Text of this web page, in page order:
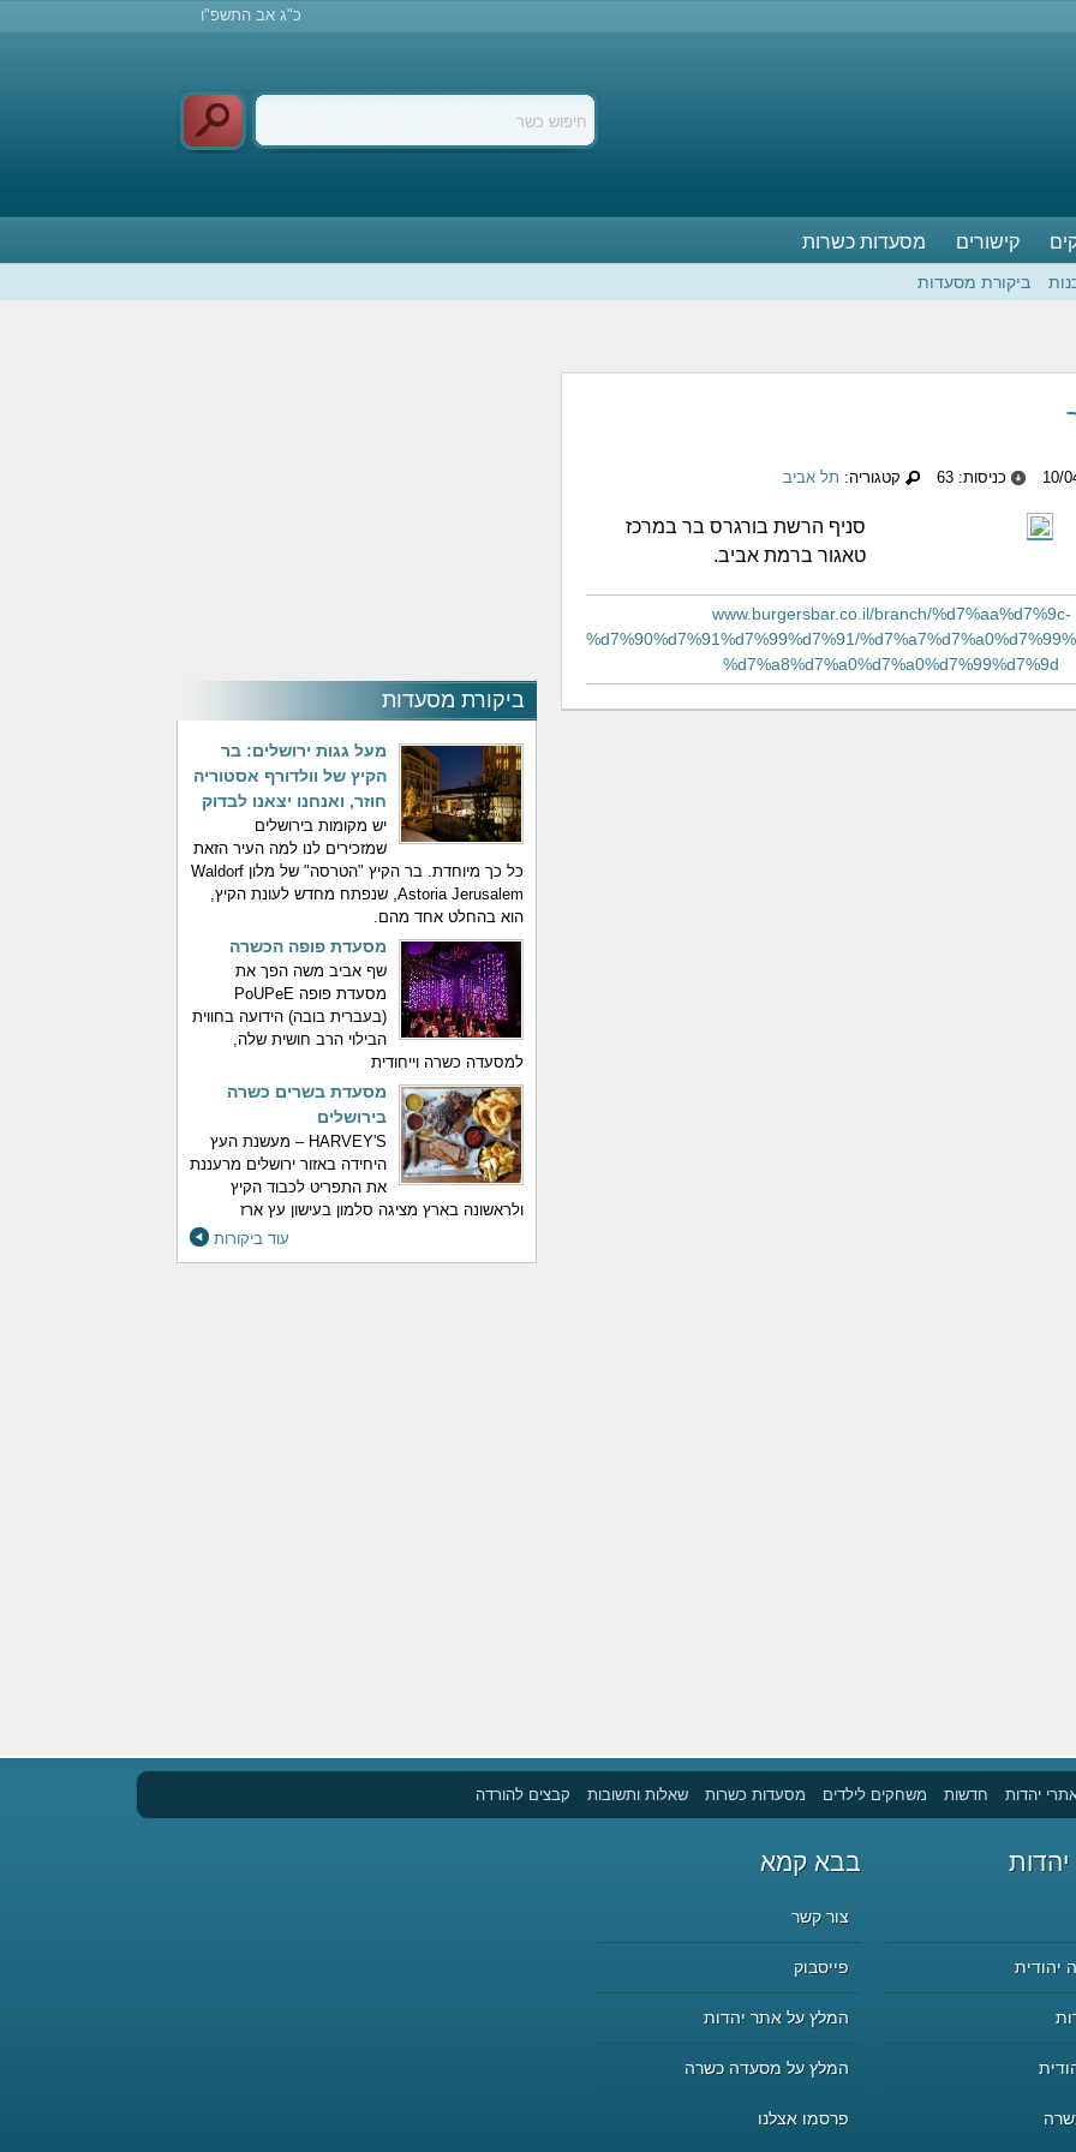
כ"ג אב התשפ"ו
קישורים מסעדות כשרות
ביקורת מסעדות
ביקורת מסעדות
מעל גגות ירושלים: בר
הקיץ של וולדורף אסטוריה
חוזר, ואנחנו יצאנו לבדוק
יש מקומות בירושלים
שמזכירים לנו למה העיר הזאת
כל כך מיוחדת. בר הקיץ "הטרסה" של מלון Waldorf
Astoria Jerusalem, שנפתח מחדש לעונת הקיץ,
הוא בהחלט אחד מהם.
מסעדת פופה הכשרה
שף אביב משה הפך את
מסעדת פופה PoUPeE
(בעברית בובה) הידועה בחווית
הבילוי הרב חושית שלה,
למסעדה כשרה וייחודית
מסעדת בשרים כשרה
בירושלים
HARVEY'S – מעשנת העץ
היחידה באזור ירושלים מרעננת
את התפריט לכבוד הקיץ
ולראשונה בארץ מציגה סלמון בעישון עץ ארז
עוד ביקורות
כניסות: 63 קטגוריה: תל אביב
סניף הרשת בורגרס בר במרכז
טאגור ברמת אביב.
www.burgersbar.co.il/branch/%d7%aa%d7%9c-
%d7%90%d7%91%d7%99%d7%91/
%d7%a8%d7%a0%d7%a0%d7%99%d7%9d
יהדות חדשות משחקים לילדים מסעדות כשרות שאלות ותשובות קבצים להורדה
יהודית
בבא קמא
צור קשר
פייסבוק
המלץ על אתר יהדות
המלץ על מסעדה כשרה
פרסמו אצלנו